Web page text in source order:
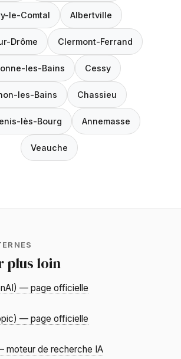
le-Comtal Albertville
Drôme Clermont-Ferrand
les-Bains Cessy
les-Bains Chassieu
lès-Bourg Annemasse
Veauche
plus loin
— page officielle
— page officielle
moteur de recherche IA